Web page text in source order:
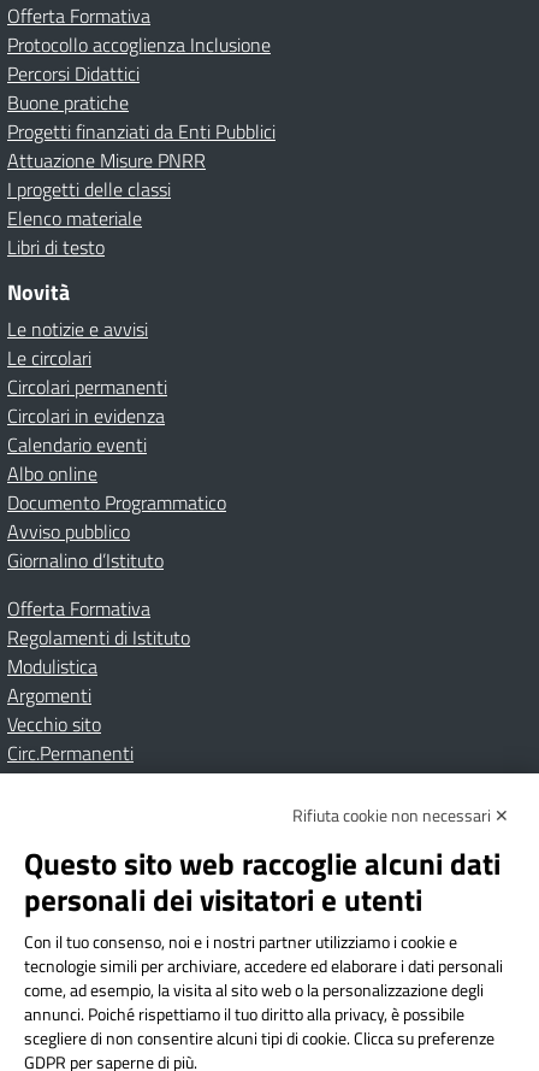
Offerta Formativa
Protocollo accoglienza Inclusione
Percorsi Didattici
Buone pratiche
Progetti finanziati da Enti Pubblici
Attuazione Misure PNRR
I progetti delle classi
Elenco materiale
Libri di testo
Novità
Le notizie e avvisi
Le circolari
Circolari permanenti
Circolari in evidenza
Calendario eventi
Albo online
Documento Programmatico
Avviso pubblico
Giornalino d’Istituto
Offerta Formativa
Regolamenti di Istituto
Modulistica
Argomenti
Vecchio sito
Circ.Permanenti
Albo onlinePrivacy Policy
Dichiarazione di accessibilità
Note Legali
Istituto Comprensivo Bricherasio
Via Cesare Bollea n. 3 - 10064 Bricherasio (TO) | P.E.O.:
toic84200d@istruzione.it | P.E.C.:
toic84200d@pec.istruzione.it
Rifiuta cookie non necessari ✕
Questo sito web raccoglie alcuni dati
personali dei visitatori e utenti
Con il tuo consenso, noi e i nostri partner utilizziamo i cookie e
tecnologie simili per archiviare, accedere ed elaborare i dati personali
come, ad esempio, la visita al sito web o la personalizzazione degli
annunci. Poiché rispettiamo il tuo diritto alla privacy, è possibile
scegliere di non consentire alcuni tipi di cookie. Clicca su preferenze
GDPR per saperne di più.